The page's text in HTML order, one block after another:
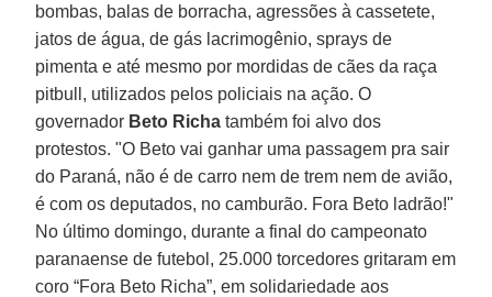
bombas, balas de borracha, agressões à cassetete,
jatos de água, de gás lacrimogênio, sprays de
pimenta e até mesmo por mordidas de cães da raça
pitbull, utilizados pelos policiais na ação. O
governador Beto Richa também foi alvo dos
protestos. "O Beto vai ganhar uma passagem pra sair
do Paraná, não é de carro nem de trem nem de avião,
é com os deputados, no camburão. Fora Beto ladrão!"
No último domingo, durante a final do campeonato
paranaense de futebol, 25.000 torcedores gritaram em
coro “Fora Beto Richa”, em solidariedade aos